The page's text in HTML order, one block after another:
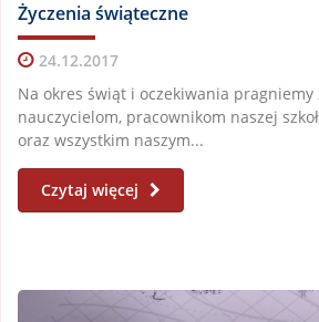
Życzenia świąteczne
24.12.2017
Na okres świąt i oczekiwania pragniemy
nauczycielom, pracownikom naszej
oraz wszystkim naszym...
Czytaj więcej